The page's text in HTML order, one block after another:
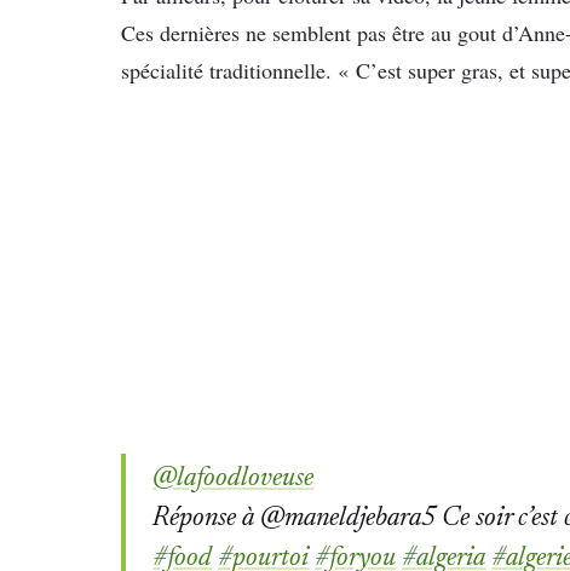
Ces dernières ne semblent pas être au gout
spécialité traditionnelle. « C’est super gras, et
@lafoodloveuse
Réponse à @maneldjebara5 Ce soir
#food #pourtoi #foryou #algeria